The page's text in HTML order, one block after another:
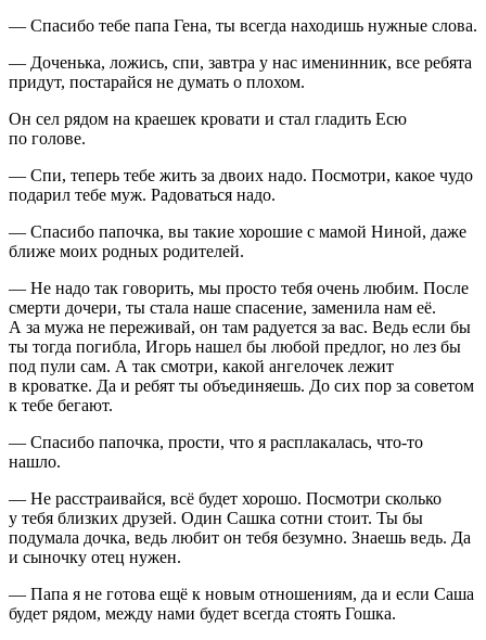
— Спасибо тебе папа Гена, ты всегда находишь нужные слова.
— Доченька, ложись, спи, завтра у нас именинник, все ребята
придут, постарайся не думать о плохом.
Он сел рядом на краешек кровати и стал гладить Есю
по голове.
— Спи, теперь тебе жить за двоих надо. Посмотри, какое чудо
подарил тебе муж. Радоваться надо.
— Спасибо папочка, вы такие хорошие с мамой Ниной, даже
ближе моих родных родителей.
— Не надо так говорить, мы просто тебя очень любим. После
смерти дочери, ты стала наше спасение, заменила нам её.
А за мужа не переживай, он там радуется за вас. Ведь если бы
ты тогда погибла, Игорь нашел бы любой предлог, но лез бы
под пули сам. А так смотри, какой ангелочек лежит
в кроватке. Да и ребят ты объединяешь. До сих пор за советом
к тебе бегают.
— Спасибо папочка, прости, что я расплакалась, что-то
нашло.
— Не расстраивайся, всё будет хорошо. Посмотри сколько
у тебя близких друзей. Один Сашка сотни стоит. Ты бы
подумала дочка, ведь любит он тебя безумно. Знаешь ведь. Да
и сыночку отец нужен.
— Папа я не готова ещё к новым отношениям, да и если Саша
будет рядом, между нами будет всегда стоять Гошка.